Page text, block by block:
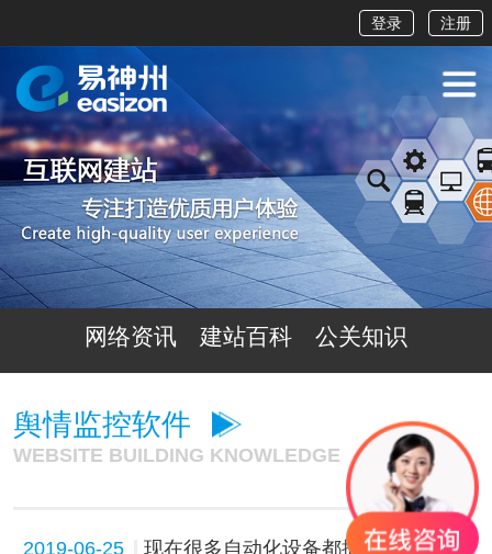
登录 注册
网络资讯 建站百科 公关知识
舆情监控软件
WEBSITE BUILDING KNOWLEDGE
2019-06-25 现在很多自动化设备都提供最低限度